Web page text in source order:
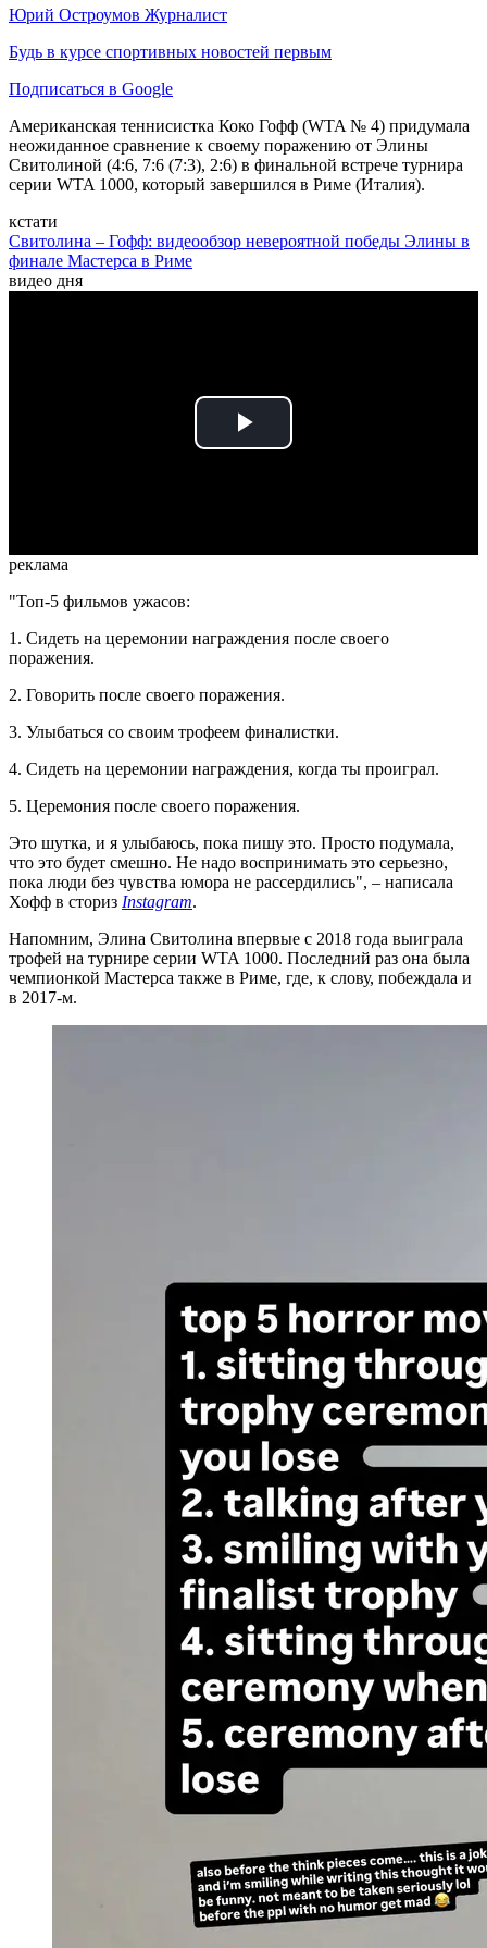
Юрий Остроумов Журналист
Будь в курсе спортивных новостей первым
Подписаться в Google
Американская теннисистка Коко Гофф (WTA № 4) придумала
неожиданное сравнение к своему поражению от Элины
Свитолиной (4:6, 7:6 (7:3), 2:6) в финальной встрече турнира
серии WTA 1000, который завершился в Риме (Италия).
кстати
Свитолина – Гофф: видеообзор невероятной победы Элины в
финале Мастерса в Риме
видео дня
Play
реклама
"Топ-5 фильмов ужасов:
1. Сидеть на церемонии награждения после своего
поражения.
2. Говорить после своего поражения.
3. Улыбаться со своим трофеем финалистки.
4. Сидеть на церемонии награждения, когда ты проиграл.
5. Церемония после своего поражения.
Это шутка, и я улыбаюсь, пока пишу это. Просто подумала,
что это будет смешно. Не надо воспринимать это серьезно,
пока люди без чувства юмора не рассердились", – написала
Хофф в сториз Instagram.
Напомним, Элина Свитолина впервые с 2018 года выиграла
трофей на турнире серии WTA 1000. Последний раз она была
чемпионкой Мастерса также в Риме, где, к слову, побеждала и
в 2017-м.